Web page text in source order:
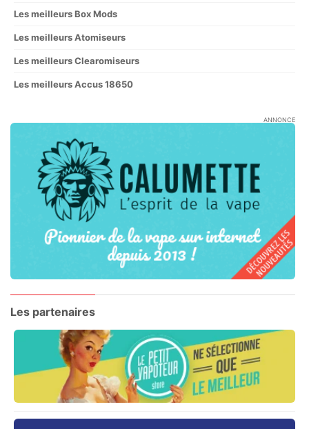
Les meilleurs Box Mods
Les meilleurs Atomiseurs
Les meilleurs Clearomiseurs
Les meilleurs Accus 18650
ANNONCE
Les partenaires